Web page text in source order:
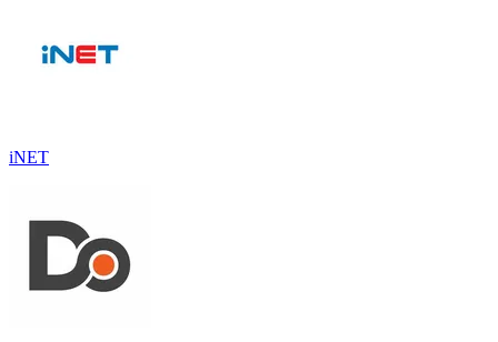
iNET